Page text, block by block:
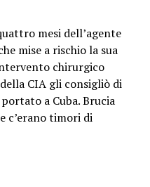
mesi dell’agente
mise a rischio la sua
chirurgico
CIA gli consigliò di
a Cuba. Brucia
c’erano timori di